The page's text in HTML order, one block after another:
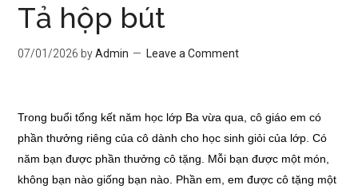
Tả hộp bút
07/01/2026 byAdmin Leave a Comment
Trong buổi tổng kết năm học lớp Ba vừa qua, cô giáo em có
phần thưởng riêng của cô dành cho học sinh giỏi của lớp. Có
năm bạn được phần thưởng cô tặng. Mỗi bạn được một món,
không bạn nào giống bạn nào. Phần em, em được cô tặng một